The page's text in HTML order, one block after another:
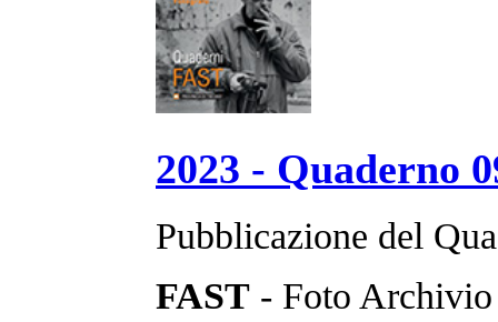
2023 - Quaderno
Pubblicazione del
FAST - Foto